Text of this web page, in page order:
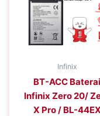
Infinix
BT-ACC Baterai
Infinix Zero 20/
X Pro / BL-44EX